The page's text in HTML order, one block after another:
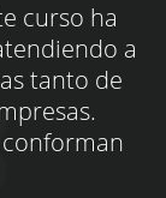
curso ha
a
tanto de